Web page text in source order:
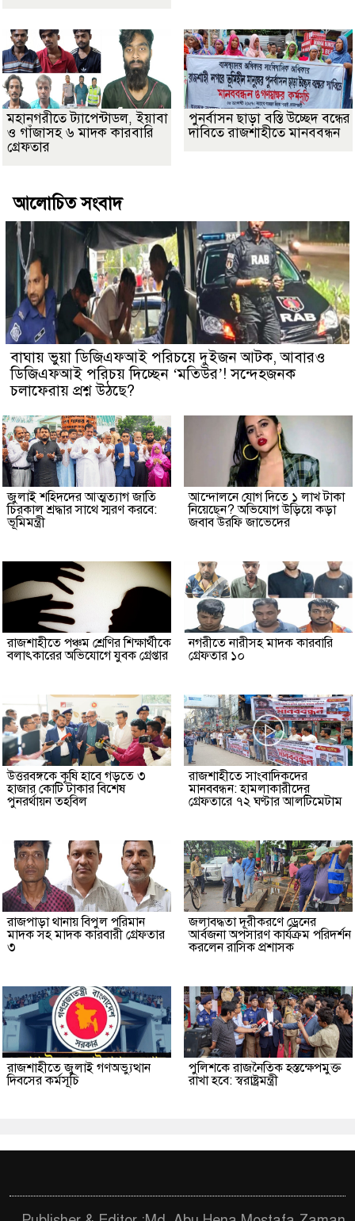
মহানগরীতে ট্যাপেন্টাডল, ইয়াবা
ও গাঁজাসহ ৬ মাদক কারবারি
গ্রেফতার
পুনর্বাসন ছাড়া বস্তি উচ্ছেদ বন্ধের
দাবিতে রাজশাহীতে মানববন্ধন
আলোচিত সংবাদ
বাঘায় ভুয়া ডিজিএফআই পরিচয়ে দুইজন আটক, আবারও
ডিজিএফআই পরিচয় দিচ্ছেন ‘মতিউর’! সন্দেহজনক
চলাফেরায় প্রশ্ন উঠছে?
জুলাই শহিদদের আত্মত্যাগ জাতি
চিরকাল শ্রদ্ধার সাথে স্মরণ করবে:
ভূমিমন্ত্রী
আন্দোলনে যোগ দিতে ১ লাখ টাকা
নিয়েছেন? অভিযোগ উড়িয়ে কড়া
জবাব উরফি জাভেদের
রাজশাহীতে পঞ্চম শ্রেণির শিক্ষার্থীকে
বলাৎকারের অভিযোগে যুবক গ্রেপ্তার
নগরীতে নারীসহ মাদক কারবারি
গ্রেফতার ১০
উত্তরবঙ্গকে কৃষি হাবে গড়তে ৩
হাজার কোটি টাকার বিশেষ
পুনরর্থায়ন তহবিল
রাজশাহীতে সাংবাদিকদের
মানববন্ধন: হামলাকারীদের
গ্রেফতারে ৭২ ঘণ্টার আলটিমেটাম
রাজপাড়া থানায় বিপুল পরিমান
মাদক সহ মাদক কারবারী গ্রেফতার
৩
জলাবদ্ধতা দূরীকরণে ড্রেনের
আর্বজনা অপসারণ কার্যক্রম পরিদর্শন
করলেন রাসিক প্রশাসক
রাজশাহীতে জুলাই গণঅভ্যুত্থান
দিবসের কর্মসূচি
পুলিশকে রাজনৈতিক হস্তক্ষেপমুক্ত
রাখা হবে: স্বরাষ্ট্রমন্ত্রী